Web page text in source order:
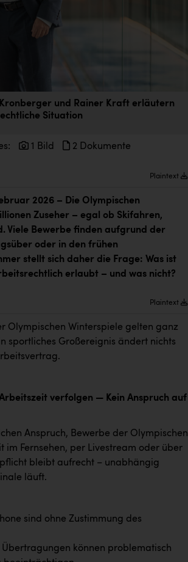
und Rainer Kraft erläutern
Situation
1 Bild 2 Dokumente
Plaintext
2026 – Die Olympischen
Zuseher – egal ob Skifahren,
Viele Bewerbe finden aufgrund der
oder in den frühen
stellt sich daher die Frage: Was ist
erlaubt – und was nicht?
Plaintext
Olympischen Winterspiele gelten ganz
sportliches Großereignis ändert nichts
verfolgen — Kein Anspruch auf
Anspruch, Bewerbe der Olympischen
im Fernsehen, per Livestream oder über
bleibt aufrecht – unabhängig
läuft.
sind ohne Zustimmung des
Übertragungen können problematisch